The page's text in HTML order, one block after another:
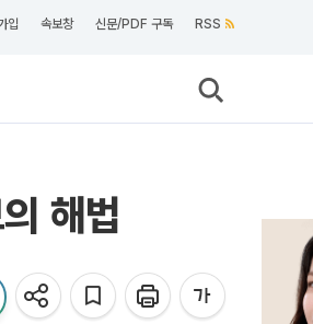
입 속보창 신문/PDF 구독 RSS
해법